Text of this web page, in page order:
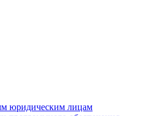
юридическим лицам